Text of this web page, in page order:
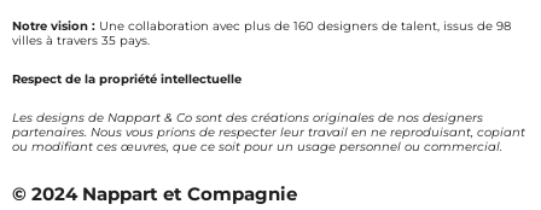
Notre vision : Une collaboration avec plus de 160 designers de talent, issus de 98
villes à travers 35 pays.
Respect de la propriété intellectuelle
Les designs de Nappart & Co sont des créations originales de nos designers
partenaires. Nous vous prions de respecter leur travail en ne reproduisant, copiant
ou modifiant ces œuvres, que ce soit pour un usage personnel ou commercial.
© 2024 Nappart et Compagnie